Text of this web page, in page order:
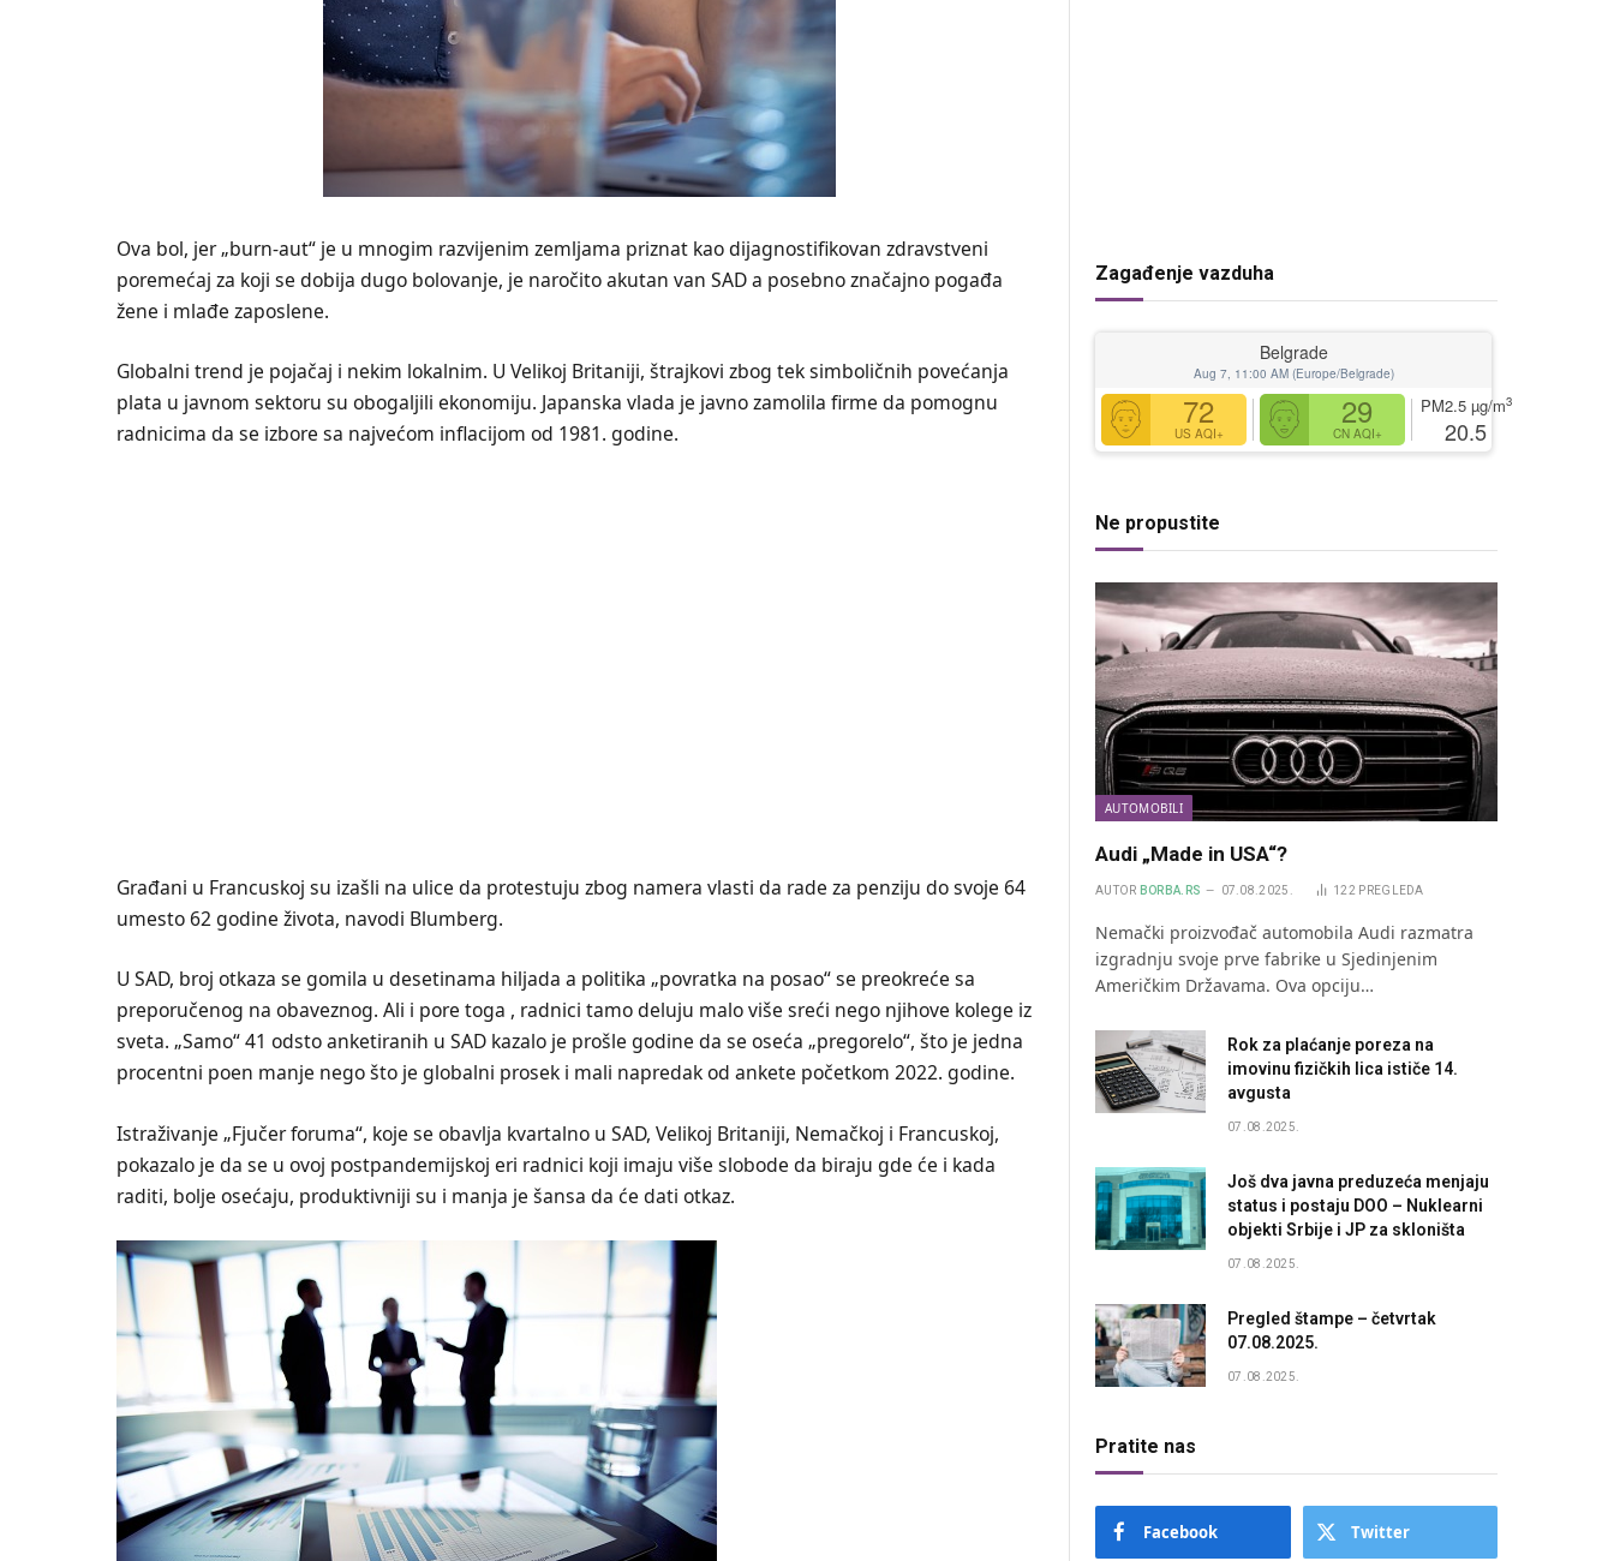
Ova bol, jer „burn-aut“ je u mnogim razvijenim zemljama priznat kao dijagnostifikovan zdravstveni
poremećaj za koji se dobija dugo bolovanje, je naročito akutan van SAD a posebno značajno pogađa
žene i mlađe zaposlene.
Globalni trend je pojačaj i nekim lokalnim. U Velikoj Britaniji, štrajkovi zbog tek simboličnih povećanja
plata u javnom sektoru su obogaljili ekonomiju. Japanska vlada je javno zamolila firme da pomognu
radnicima da se izbore sa najvećom inflacijom od 1981. godine.
Građani u Francuskoj su izašli na ulice da protestuju zbog namera vlasti da rade za penziju do svoje 64
umesto 62 godine života, navodi Blumberg.
U SAD, broj otkaza se gomila u desetinama hiljada a politika „povratka na posao“ se preokreće sa
preporučenog na obaveznog. Ali i pore toga , radnici tamo deluju malo više sreći nego njihove kolege iz
sveta. „Samo“ 41 odsto anketiranih u SAD kazalo je prošle godine da se oseća „pregorelo“, što je jedna
procentni poen manje nego što je globalni prosek i mali napredak od ankete početkom 2022. godine.
Istraživanje „Fjučer foruma“, koje se obavlja kvartalno u SAD, Velikoj Britaniji, Nemačkoj i Francuskoj,
pokazalo je da se u ovoj postpandemijskoj eri radnici koji imaju više slobode da biraju gde će i kada
raditi, bolje osećaju, produktivniji su i manja je šansa da će dati otkaz.
Zagađenje vazduha
Belgrade
Aug 7, 11:00 AM (Europe/Belgrade)
72
US AQI+
29
CN AQI+
PM2.5 µg/m3
20.5
Ne propustite
AUTOMOBILI
Audi „Made in USA“?
AUTOR BORBA.RS 07.08.2025. 122 PREGLEDA
Nemački proizvođač automobila Audi razmatra
izgradnju svoje prve fabrike u Sjedinjenim
Američkim Državama. Ova opciju…
Rok za plaćanje poreza na
imovinu fizičkih lica ističe 14.
avgusta
07.08.2025.
Još dva javna preduzeća menjaju
status i postaju DOO – Nuklearni
objekti Srbije i JP za skloništa
07.08.2025.
Pregled štampe – četvrtak
07.08.2025.
07.08.2025.
Pratite nas
Facebook Twitter